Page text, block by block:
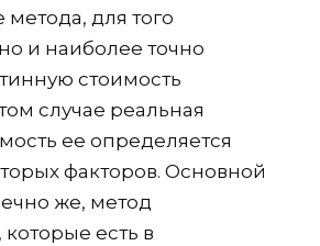
метода, для того
и наиболее точно
стоимость
случае реальная
ее определяется
факторов. Основной
же, метод
есть в